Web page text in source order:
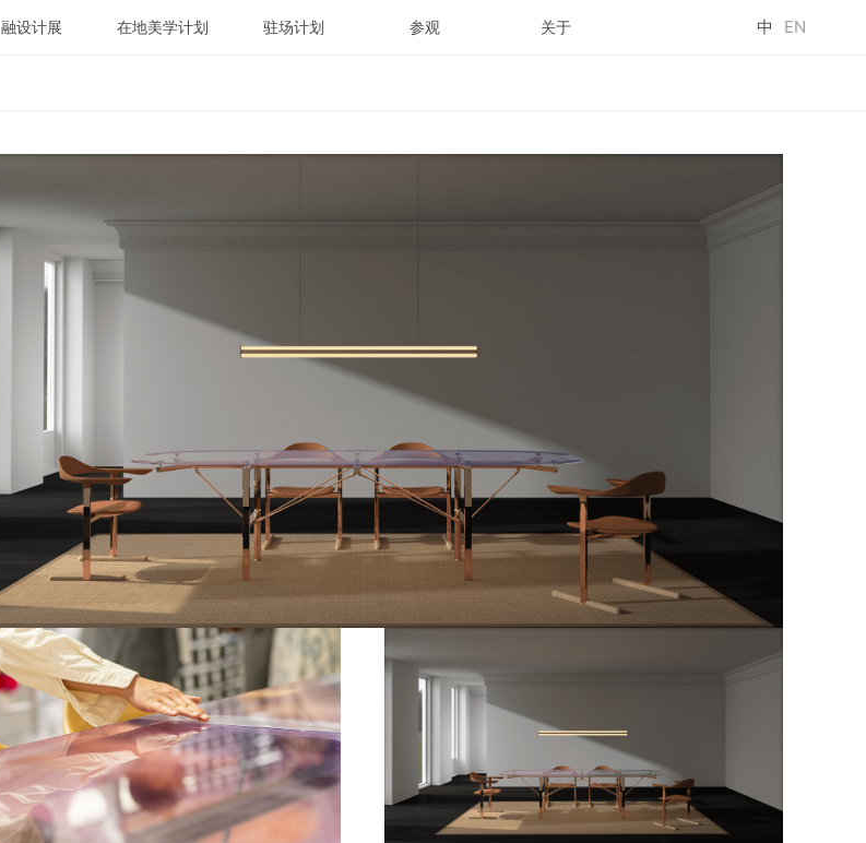
融设计展 在地美学计划 驻场计划 参观 关于 中 EN